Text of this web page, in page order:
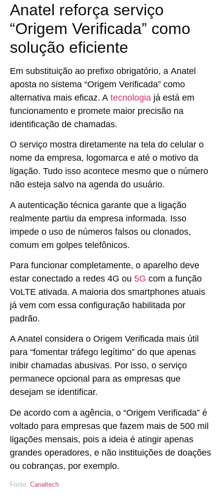
Anatel reforça serviço
“Origem Verificada” como
solução eficiente
Em substituição ao prefixo obrigatório, a Anatel
aposta no sistema “Origem Verificada” como
alternativa mais eficaz. A tecnologia já está em
funcionamento e promete maior precisão na
identificação de chamadas.
O serviço mostra diretamente na tela do celular o
nome da empresa, logomarca e até o motivo da
ligação. Tudo isso acontece mesmo que o número
não esteja salvo na agenda do usuário.
A autenticação técnica garante que a ligação
realmente partiu da empresa informada. Isso
impede o uso de números falsos ou clonados,
comum em golpes telefônicos.
Para funcionar completamente, o aparelho deve
estar conectado a redes 4G ou 5G com a função
VoLTE ativada. A maioria dos smartphones atuais
já vem com essa configuração habilitada por
padrão.
A Anatel considera o Origem Verificada mais útil
para “fomentar tráfego legítimo” do que apenas
inibir chamadas abusivas. Por isso, o serviço
permanece opcional para as empresas que
desejam se identificar.
De acordo com a agência, o “Origem Verificada” é
voltado para empresas que fazem mais de 500 mil
ligações mensais, pois a ideia é atingir apenas
grandes operadores, e não instituições de doações
ou cobranças, por exemplo.
Fonte: Canaltech